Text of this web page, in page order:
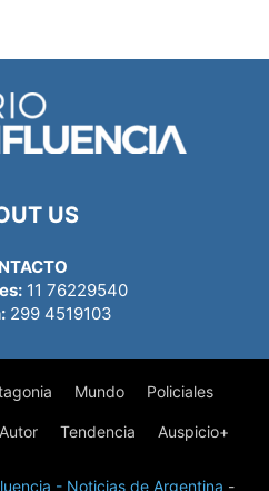
US
11 76229540
299 4519103
Mundo Policiales
Tendencia Auspicio+
- Noticias de Argentina -